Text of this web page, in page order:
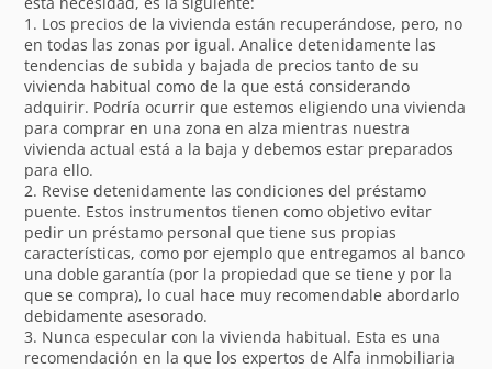
1. Los precios de la vivienda están recuperándose, pero, no
en todas las zonas por igual. Analice detenidamente las
tendencias de subida y bajada de precios tanto de su
vivienda habitual como de la que está considerando
adquirir. Podría ocurrir que estemos eligiendo una vivienda
para comprar en una zona en alza mientras nuestra
vivienda actual está a la baja y debemos estar preparados
para ello.
2. Revise detenidamente las condiciones del préstamo
puente. Estos instrumentos tienen como objetivo evitar
pedir un préstamo personal que tiene sus propias
características, como por ejemplo que entregamos al banco
una doble garantía (por la propiedad que se tiene y por la
que se compra), lo cual hace muy recomendable abordarlo
debidamente asesorado.
3. Nunca especular con la vivienda habitual. Esta es una
recomendación en la que los expertos de Alfa inmobiliaria